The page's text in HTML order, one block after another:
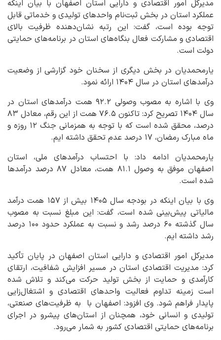
مدیرکل امور اقتصادی و دارایی استان اصفهان با بیان اینکه
عملکرد استان در بخش ثبت‌نام واحدهای تولیدی و خدماتی قابل
توجه بوده است، گفت: این رتبه نشان‌دهنده ظرفیت بالای
اقتصادی و مشارکت فعال بنگاه‌های استان در برنامه‌های حمایتی
دولت است.
یارمحمدیان در بخش دیگری از سخنان خود گزارشی از وضعیت
درآمدهای استان در سال ۱۴۰۴ ارائه نمود.
وی با اشاره به مصوب وصولی ۹۲.۲ همت درآمدهای استان در
سال ۱۴۰۴ تصریح کرد: تاکنون ۷۶.۵ همت از این رقم، معادل ۸۳
درصد، محقق شده است که با توجه به همزمانی جنگ ۱۲ روزه و
ماه مبارک رمضان، ۱۷ درصد عدم تحقق داشته ایم.
یارمحمدیان ادامه داد: با احتساب درآمدهای ملی، استان
اصفهان موفق به وصول ۸۱.۱ همت، معادل ۸۷ درصد درآمدها
شده است.
وی با بیان اینکه در بودجه سال ۱۴۰۵ بیش از ۱۵۷ همت درآمد
مالیاتی پیش‌بینی شده است، گفت: این مبلغ نسبت به مصوب
سال گذشته ۶۰ درصد رشد و نسبت به عملکرد حدود ۱۰۰ درصد
رشد داشته ایم.
مدیرکل امور اقتصادی و دارایی استان اصفهان در پایان تأکید
کرد: مدیریت اقتصادی استان در مسیر افزایش شفافیت، ارتقای
کارآمدی و حمایت از بخش تولید حرکت می‌کند و تلاش شده
است زمینه تداوم فعالیت واحدهای اقتصادی و اشتغال‌زایی
پایدار فراهم شود. وی افزود: اصفهان با به ظرفیت‌های صنعتی،
تولیدی و انسانی خود، همچنان از استان‌های پیشرو در اجرای
برنامه‌های حمایتی اقتصادی کشور به شمار می‌رود.